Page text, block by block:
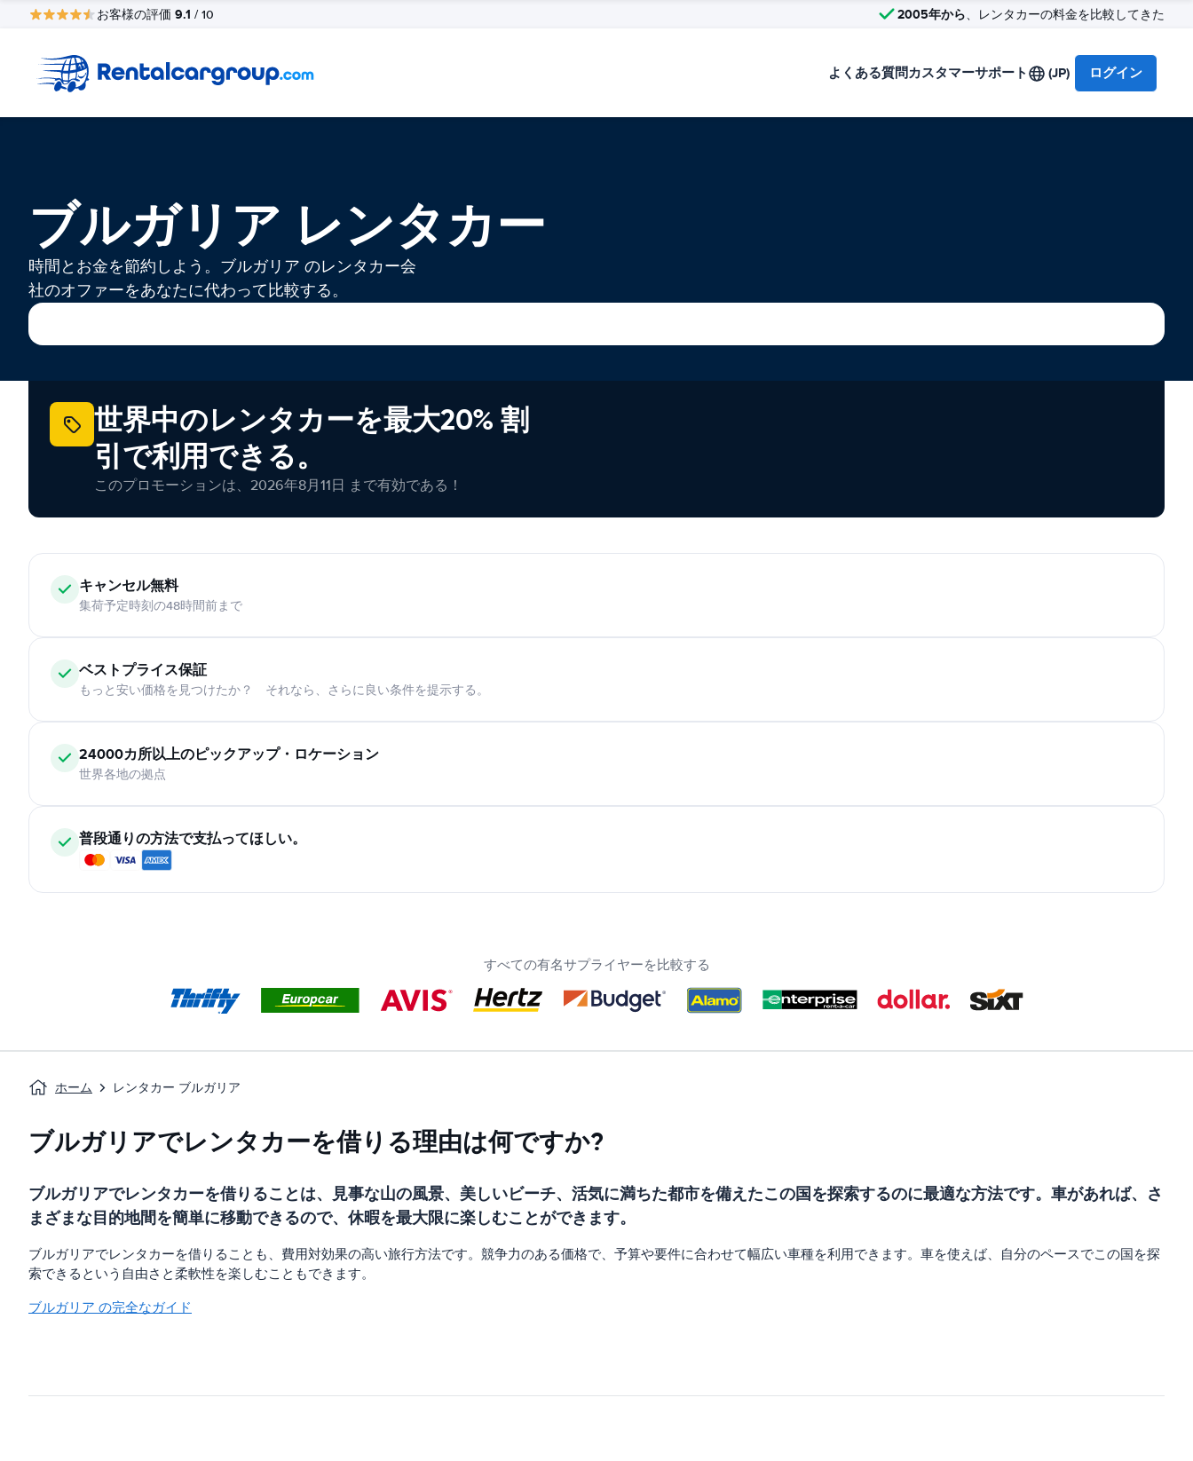
お客様の評価 9.1 / 10 2005年から、レンタカーの料金を比較してきた
よくある質問カスタマーサポート (JP) ログイン
ブルガリア レンタカー
時間とお金を節約しよう。ブルガリア のレンタカー会
社のオファーをあなたに代わって比較する。
世界中のレンタカーを最大20% 割
引で利用できる。
このプロモーションは、2026年8月11日 まで有効である！
キャンセル無料
集荷予定時刻の48時間前まで
ベストプライス保証
もっと安い価格を見つけたか？ それなら、さらに良い条件を提示する。
24000カ所以上のピックアップ・ロケーション
世界各地の拠点
普段通りの方法で支払ってほしい。
すべての有名サプライヤーを比較する
ホーム レンタカー ブルガリア
ブルガリアでレンタカーを借りる理由は何ですか?
ブルガリアでレンタカーを借りることは、見事な山の風景、美しいビーチ、活気に満ちた都市を備えたこの国を探索するのに最適な方法です。車があれば、さ
まざまな目的地間を簡単に移動できるので、休暇を最大限に楽しむことができます。
ブルガリアでレンタカーを借りることも、費用対効果の高い旅行方法です。競争力のある価格で、予算や要件に合わせて幅広い車種を利用できます。車を使えば、自分のペースでこの国を探
索できるという自由さと柔軟性を楽しむこともできます。
ブルガリア の完全なガイド